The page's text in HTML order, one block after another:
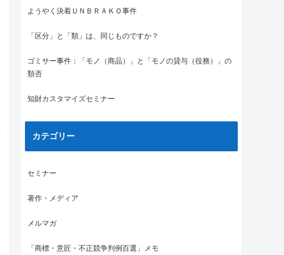
ようやく決着ＵＮＢＲＡＫＯ事件
「区分」と「類」は、同じものですか？
ゴミサー事件：「モノ（商品）」と「モノの貸与（役務）」の
類否
知財カスタマイズセミナー
カテゴリー
セミナー
著作・メディア
メルマガ
「商標・意匠・不正競争判例百選」メモ